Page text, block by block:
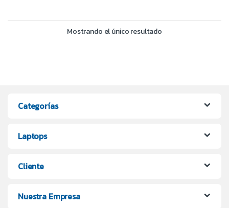
Mostrando el único resultado
Categorías
Laptops
Cliente
Nuestra Empresa